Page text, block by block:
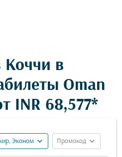
Коччи в
Oman
INR 68,577*
Эконом expand_more Промокод expand_more